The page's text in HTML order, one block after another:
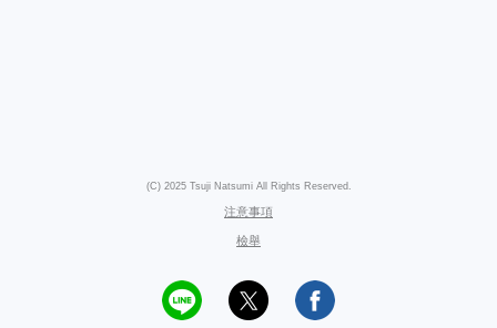
(C) 2025 Tsuji Natsumi All Rights Reserved.
注意事項
檢舉